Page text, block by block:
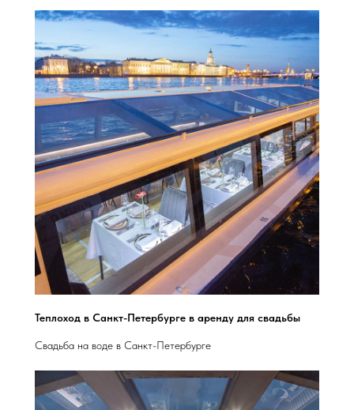
Теплоход в Санкт-Петербурге в аренду для свадьбы
Свадьба на воде в Санкт-Петербурге